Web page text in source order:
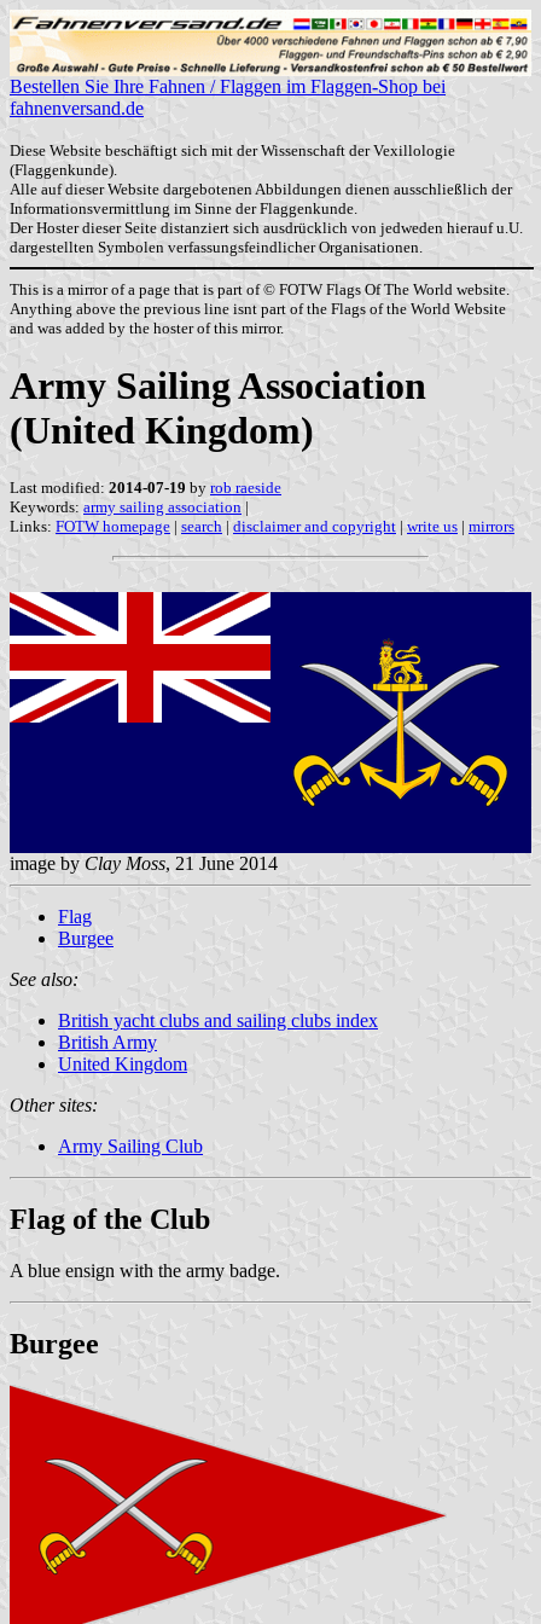
Bestellen Sie Ihre Fahnen / Flaggen im Flaggen-Shop bei
fahnenversand.de
Diese Website beschäftigt sich mit der Wissenschaft der Vexillologie
(Flaggenkunde).
Alle auf dieser Website dargebotenen Abbildungen dienen ausschließlich der
Informationsvermittlung im Sinne der Flaggenkunde.
Der Hoster dieser Seite distanziert sich ausdrücklich von jedweden hierauf u.U.
dargestellten Symbolen verfassungsfeindlicher Organisationen.
This is a mirror of a page that is part of © FOTW Flags Of The World website.
Anything above the previous line isnt part of the Flags of the World Website
and was added by the hoster of this mirror.
Army Sailing Association
(United Kingdom)
Last modified: 2014-07-19 by rob raeside
Keywords: army sailing association |
Links: FOTW homepage | search | disclaimer and copyright | write us | mirrors
image by Clay Moss, 21 June 2014
Flag
Burgee
See also:
British yacht clubs and sailing clubs index
British Army
United Kingdom
Other sites:
Army Sailing Club
Flag of the Club
A blue ensign with the army badge.
Burgee